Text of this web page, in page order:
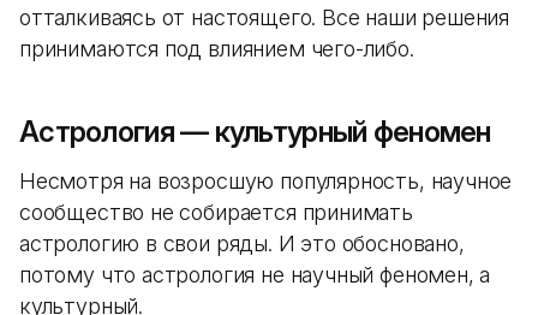
отталкиваясь от настоящего. Все наши решения
принимаются под влиянием чего-либо.
Астрология — культурный феномен
Несмотря на возросшую популярность, научное
сообщество не собирается принимать
астрологию в свои ряды. И это обосновано,
потому что астрология не научный феномен, а
культурный.